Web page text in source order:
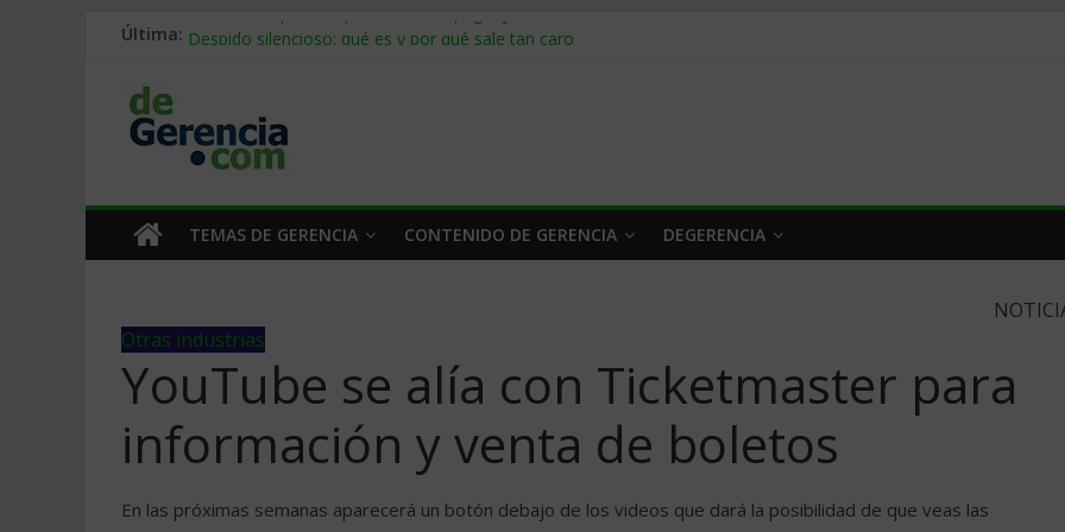
Última: Stablecoins para empresas: cómo pagar y cobrar en 2026
Trabajo forzoso en la cadena de suministro: qué hacer
Mercado hispano de EE. UU.: cómo segmentarlo y venderle
TEMAS DE GERENCIA CONTENIDO DE GERENCIA DEGERENCIA
Otras industrias
YouTube se alía con Ticketmaster para
información y venta de boletos
En las próximas semanas aparecerá un botón debajo de los videos que dará la posibilidad de que veas las